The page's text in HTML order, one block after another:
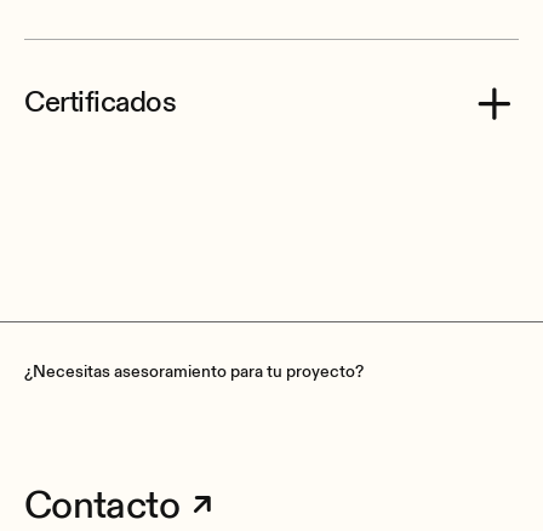
Certificados
¿Necesitas asesoramiento para tu proyecto?
Contacto